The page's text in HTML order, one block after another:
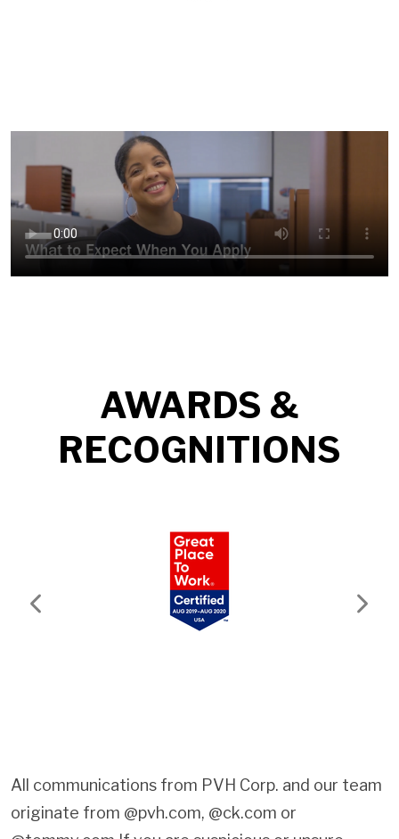
AWARDS &
RECOGNITIONS
Previous Next
All communications from PVH Corp. and our team
originate from @pvh.com, @ck.com or